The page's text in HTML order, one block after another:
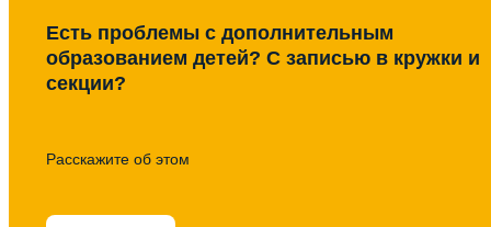
Есть проблемы с дополнительным
образованием детей? С записью в кружки и
секции?
Расскажите об этом